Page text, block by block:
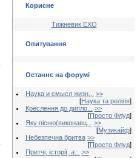
Корисне
Тижневик ЕХО
Опитування
Останнє на форумі
Наука и смысл жизн...
>>
[Наука та релігія]
Креслення до дипло...
>>
[Просто Флуд]
Яку пісню(виконавц...
>>
[Музикайф]
Небезпечна бритва >>
[Просто Флуд]
Притчі, історії, а...
>>